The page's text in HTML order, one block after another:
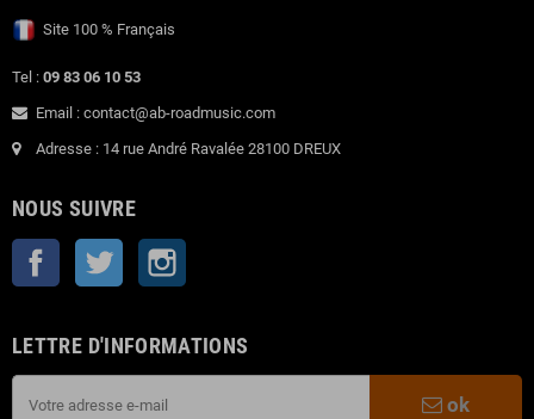
Site 100 % Français
Tel : 09 83 06 10 53
Email : contact@ab-roadmusic.com
Adresse : 14 rue André Ravalée 28100 DREUX
NOUS SUIVRE
Facebook Twitter
LETTRE D'INFORMATIONS
ok